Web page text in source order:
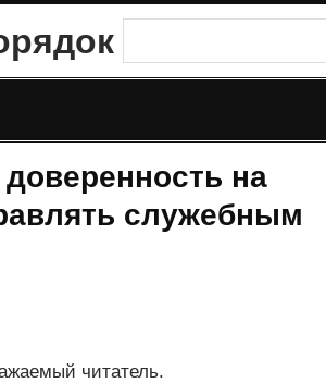
на
служебным
читатель.